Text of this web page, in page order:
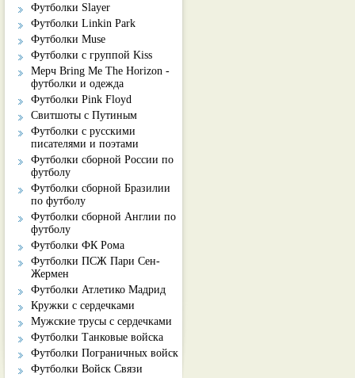
Футболки Slayer
Футболки Linkin Park
Футболки Muse
Футболки с группой Kiss
Мерч Bring Me The Horizon -
футболки и одежда
Футболки Pink Floyd
Свитшоты с Путиным
Футболки с русскими
писателями и поэтами
Футболки сборной России по
футболу
Футболки сборной Бразилии
по футболу
Футболки сборной Англии по
футболу
Футболки ФК Рома
Футболки ПСЖ Пари Сен-
Жермен
Футболки Атлетико Мадрид
Кружки с сердечками
Мужские трусы с сердечками
Футболки Танковые войска
Футболки Пограничных войск
Футболки Войск Связи